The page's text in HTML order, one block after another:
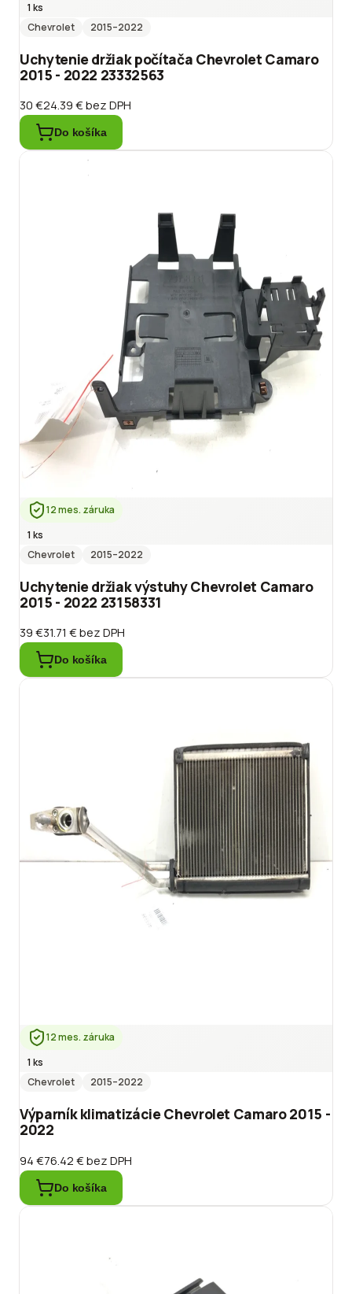
1 ks
Chevrolet
2015–2022
Uchytenie držiak počítača Chevrolet Camaro
2015 - 2022 23332563
30 €24.39 €bez DPH
Do košíka
12 mes. záruka
1 ks
Chevrolet
2015–2022
Uchytenie držiak výstuhy Chevrolet Camaro
2015 - 2022 23158331
39 €31.71 €bez DPH
Do košíka
12 mes. záruka
1 ks
Chevrolet
2015–2022
Výparník klimatizácie Chevrolet Camaro 2015 -
2022
94 €76.42 €bez DPH
Do košíka